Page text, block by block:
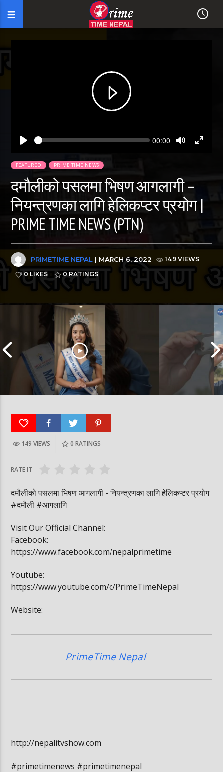
Seek Current
00:00
FEATURED PRIME TIME NEWS
दमौलीको पसलमा भिषण आगलागी –
नियन्त्रणका लागि हेलिकप्टर प्रयोग |
PRIME TIME NEWS (PTN)
PRIMETIME NEPAL | MARCH 6, 2022
149 VIEWS
0 LIKES
0 RATINGS
आर्या निशान्त हालै ‘मिस नेपाल इन्टरनेसनल २०२६’
149 VIEWS 0 RATINGS
RATE IT
दमौलीको पसलमा भिषण आगलागी - नियन्त्रणका लागि हेलिकप्टर प्रयोग
#दमौली #आगलागि
Visit Our Official Channel:
Facebook:
https://www.facebook.com/nepalprimetime
Youtube:
https://www.youtube.com/c/PrimeTimeNepal
Website:
PrimeTime Nepal
http://nepalitvshow.com
#primetimenews #primetimenepal